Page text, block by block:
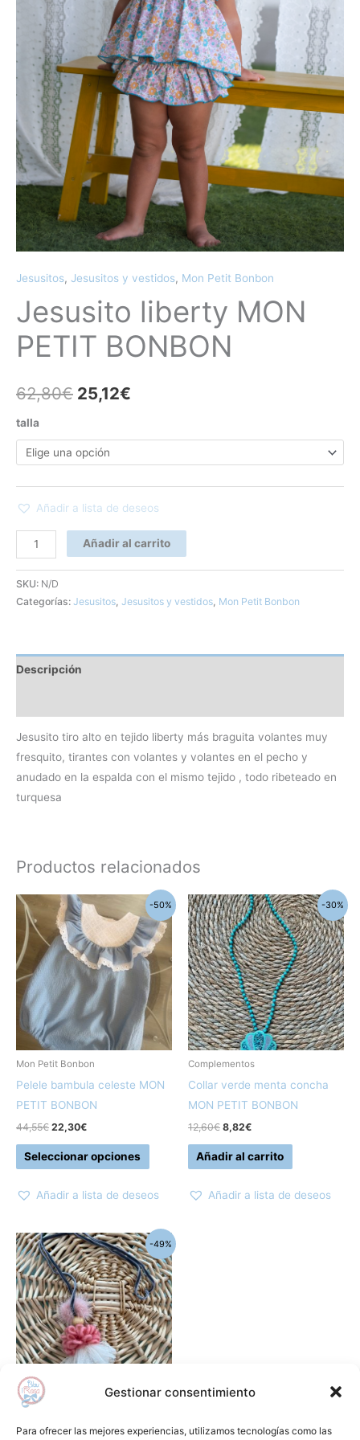
Gestionar consentimiento
Para ofrecer las mejores experiencias, utilizamos tecnologías como las
Jesusitos, Jesusitos y vestidos, Mon Petit Bonbon
Jesusito liberty MON
PETIT BONBON
62,80€ 25,12€
talla
Añadir a lista de deseos
Añadir al carrito
SKU: N/D
Categorías: Jesusitos Jesusitos y vestidos Mon Petit Bonbon
Descripción
Jesusito tiro alto en tejido liberty más braguita volantes muy
fresquito, tirantes con volantes y volantes en el pecho y
anudado en la espalda con el mismo tejido , todo ribeteado en
turquesa
Productos relacionados
-50%
Mon Petit Bonbon
Pelele bambula celeste MON
PETIT BONBON
44,55€
El
precio
original
era:
44,55€.
22,30€
precio
actual
es:
22,30€.
Seleccionar opciones
Este
producto
tiene
múltiples
variantes.
Las
opciones
se
elegir
página
Añadir a lista de deseos
-30%
Complementos
Collar verde menta concha
MON PETIT BONBON
12,60€
El
precio
original
era:
12,60€.
8,82€
El
precio
actual
es:
8,82€.
Añadir al carrito
Añadir a lista de deseos
-49%
Complementos
El
precio
original
era:
19,80€.
El
precio
actual
es:
10,00€.